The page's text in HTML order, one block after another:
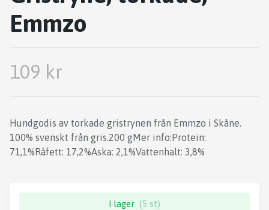
Emmzo
109 kr
Hundgodis av torkade gristrynen från Emmzo i Skåne.
100% svenskt från gris.200 gMer info:Protein:
71,1%Råfett: 17,2%Aska: 2,1%Vattenhalt: 3,8%
I lager (5 st)